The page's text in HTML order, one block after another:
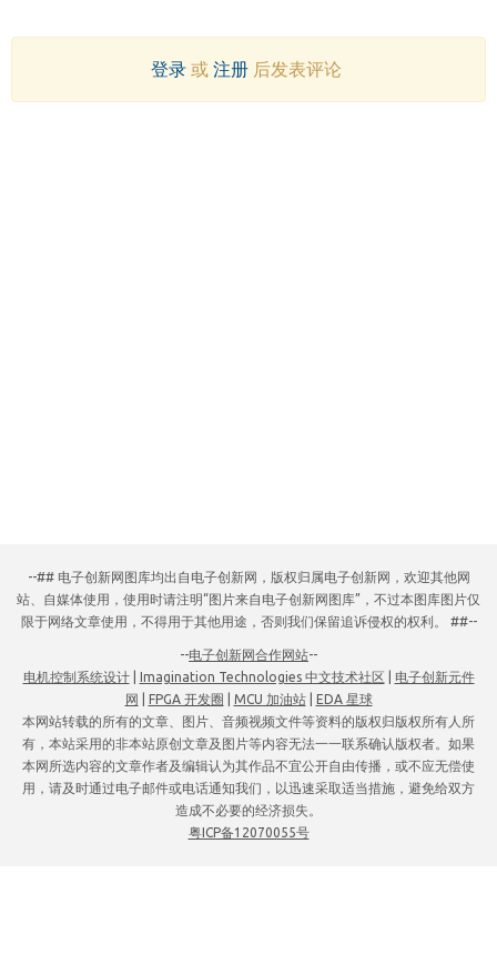
登录或 注册后发表评论
--## 电子创新网图库均出自电子创新网，版权归属电子创新网，欢迎其他网
站、自媒体使用，使用时请注明“图片来自电子创新网图库”，不过本图库图片仅
限于网络文章使用，不得用于其他用途，否则我们保留追诉侵权的权利。 ##--
--电子创新网合作网站--
电机控制系统设计| Imagination Technologies 中文技术社区
电子创新元件
网
FPGA 开发圈 MCU 加油站| EDA 星球
本网站转载的所有的文章、图片、音频视频文件等资料的版权归版权所有人所
有，本站采用的非本站原创文章及图片等内容无法一一联系确认版权者。如果
本网所选内容的文章作者及编辑认为其作品不宜公开自由传播，或不应无偿使
用，请及时通过电子邮件或电话通知我们，以迅速采取适当措施，避免给双方
造成不必要的经济损失。
粤ICP备12070055号